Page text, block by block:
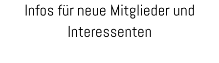
Infos für neue Mitglieder und
Interessenten